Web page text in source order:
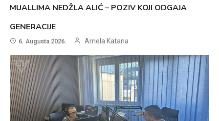
MUALLIMA NEDŽLA ALIĆ – POZIV KOJI ODGAJA
GENERACIJE
6. Augusta 2026. Arnela Katana